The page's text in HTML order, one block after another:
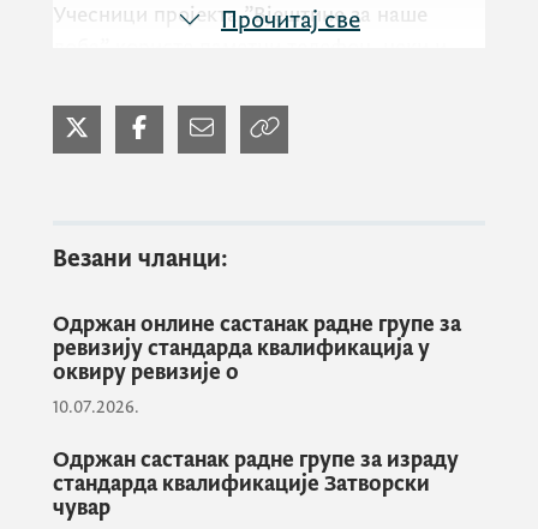
Учесници пројекта ”Вјештине за наше
могу бити врло корисне у свакодневном
животу. На овој радионици у договору са
користе претраживач, Yоутубе,
Оним искуснијима нови детаљи
проширили су знање о електронској
комуникацији.
Овај пројекат реализују у партнерству НВУ
Прочитај све
Везани чланци:
Одржан онлине састанак радне групе за
ревизију стандарда квалификација у
оквиру ревизије о
10.07.2026.
Одржан састанак радне групе за израду
стандарда квалификације Затворски
чувар